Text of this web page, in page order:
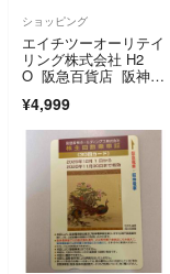
ショッピング
エイチツーオーリテイ
リング株式会社 H2
O 阪急百貨店 阪神百
¥4,999